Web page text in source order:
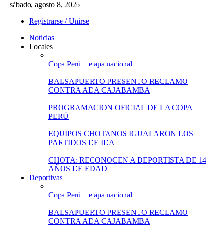
sábado, agosto 8, 2026
Registrarse / Unirse
Noticias
Locales
Copa Perú – etapa nacional
BALSAPUERTO PRESENTO RECLAMO
CONTRA ADA CAJABAMBA
PROGRAMACION OFICIAL DE LA COPA
PERÚ
EQUIPOS CHOTANOS IGUALARON LOS
PARTIDOS DE IDA
CHOTA: RECONOCEN A DEPORTISTA DE 14
AÑOS DE EDAD
Deportivas
Copa Perú – etapa nacional
BALSAPUERTO PRESENTO RECLAMO
CONTRA ADA CAJABAMBA